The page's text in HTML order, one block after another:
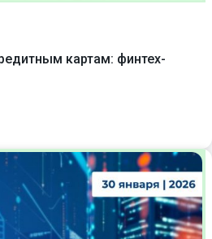
картам: финтех-